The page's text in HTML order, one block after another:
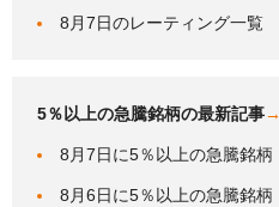
8月7日のレーティング一覧
5％以上の急騰銘柄の最新記事→
8月7日に5％以上の急騰銘柄
8月6日に5％以上の急騰銘柄